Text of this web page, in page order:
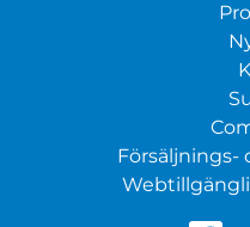
Försäljnings-